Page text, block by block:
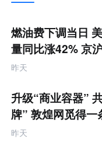
未
来
零
售
跨
境
商
产
业
互
联
网
燃油费下调当日
量同比涨42% 京
昨天
升级“商业容器”
牌” 敦煌网觅得
的新路径
昨天